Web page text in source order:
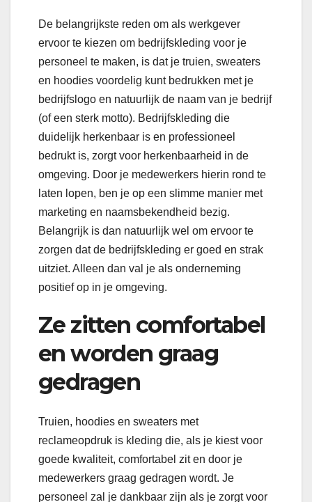
De belangrijkste reden om als werkgever
ervoor te kiezen om bedrijfskleding voor je
personeel te maken, is dat je truien, sweaters
en hoodies voordelig kunt bedrukken met je
bedrijfslogo en natuurlijk de naam van je bedrijf
(of een sterk motto). Bedrijfskleding die
duidelijk herkenbaar is en professioneel
bedrukt is, zorgt voor herkenbaarheid in de
omgeving. Door je medewerkers hierin rond te
laten lopen, ben je op een slimme manier met
marketing en naamsbekendheid bezig.
Belangrijk is dan natuurlijk wel om ervoor te
zorgen dat de bedrijfskleding er goed en strak
uitziet. Alleen dan val je als onderneming
positief op in je omgeving.
Ze zitten comfortabel
en worden graag
gedragen
Truien, hoodies en sweaters met
reclameopdruk is kleding die, als je kiest voor
goede kwaliteit, comfortabel zit en door je
medewerkers graag gedragen wordt. Je
personeel zal je dankbaar zijn als je zorgt voor